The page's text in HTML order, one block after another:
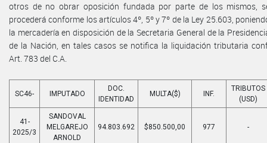
otros de no obrar oposición fundada por parte de los mismos,
procederá conforme los artículos 4º, 5º y 7º de la Ley 25.603,
la mercadería en disposición de la Secretaria General de la
de la Nación, en tales casos se notifica la liquidación tributaria
Art. 783 del C.A.
SC46- IMPUTADO
DOC.
IDENTIDAD
MULTA($) INF.
TRIBUTOS
(USD)
41-
2025/3
SANDOVAL
MELGAREJO
ARNOLD
94.803.692 $850.500,00 977 -